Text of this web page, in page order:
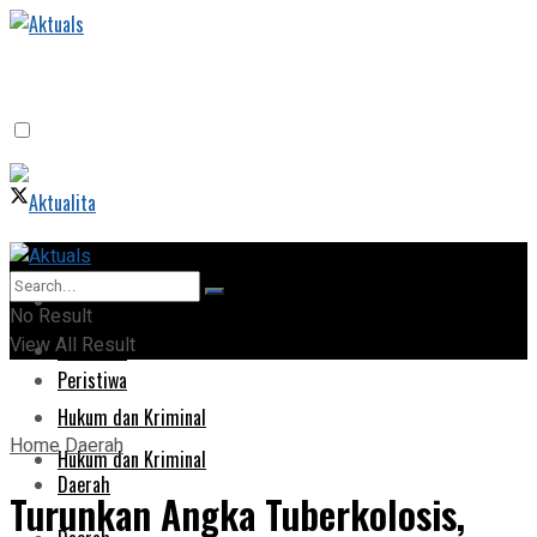
Home
Peristiwa
Hukum dan Kriminal
Daerah
Home
Peristiwa
Hukum dan Kriminal
No Result
View All Result
HomeDaerah
Turunkan Angka Tuberkolosis,